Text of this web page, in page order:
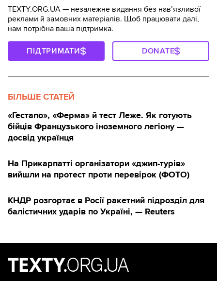
TEXTY.ORG.UA — незалежне видання без навʼязливої
реклами й замовних матеріалів. Щоб працювати далі,
нам потрібна ваша підтримка.
ПІДТРИМАТИ DONATE
БІЛЬШЕ СТАТЕЙ
«Гестапо», «Ферма» й тест Леже. Як готують
бійців Французького іноземного легіону —
досвід українця
На Прикарпатті організатори «джип-турів»
вийшли на протест проти перевірок (ФОТО)
КНДР розгортає в Росії ракетний підрозділ для
балістичних ударів по Україні, — Reuters